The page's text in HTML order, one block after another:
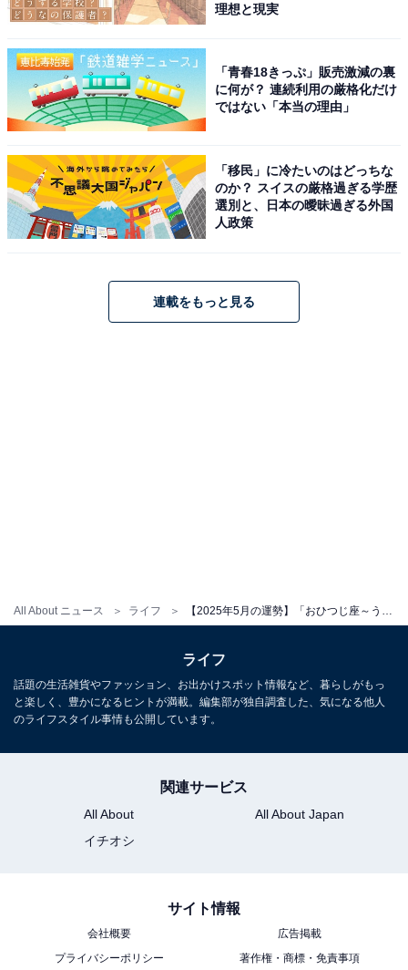
All About ニュース ライフ
パワーを貯めていく
＞【詳しく見る】全体運、社交運、恋愛運などの詳細は
【2025年5月の運勢】かに座（6月22日～7月22日
生まれ）
自分の心に正直にGO！
【2025年5月の運勢】おとめ座（8月23日～9月22
日生まれ）
自由に動く
＞【詳しく見る】全体運、社交運、恋愛運などの詳細は
時間が味方
理想と現実
「青春18きっぷ」販売激減の裏
に何が？ 連続利用の厳格化だけ
ではない「本当の理由」
「移民」に冷たいのはどっちな
のか？ スイスの厳格過ぎる学歴
選別と、日本の曖昧過ぎる外国
人政策
連載をもっと見る
ライフ
話題の生活雑貨やファッション、お出かけスポット情報など、暮らしがもっ
と楽しく、豊かになるヒントが満載。編集部が独自調査した、気になる他人
のライフスタイル事情も公開しています。
関連サービス
All About
All About Japan
イチオシ
サイト情報
会社概要
広告掲載
プライバシーポリシー
著作権・商標・免責事項